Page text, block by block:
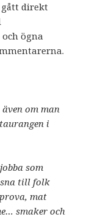
direkt
ögna
om man
i
som
till folk
mat
smaker och